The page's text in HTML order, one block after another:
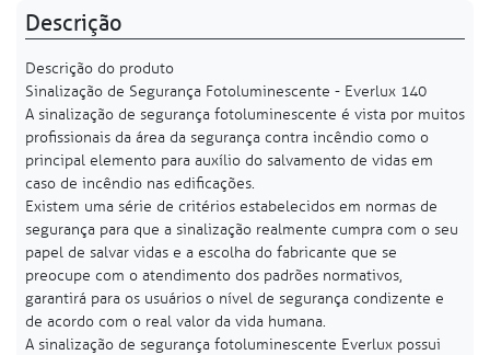
Descrição
Descrição do produto
Sinalização de Segurança Fotoluminescente - Everlux 140
A sinalização de segurança fotoluminescente é vista por muitos
profissionais da área da segurança contra incêndio como o
principal elemento para auxílio do salvamento de vidas em
caso de incêndio nas edificações.
Existem uma série de critérios estabelecidos em normas de
segurança para que a sinalização realmente cumpra com o seu
papel de salvar vidas e a escolha do fabricante que se
preocupe com o atendimento dos padrões normativos,
garantirá para os usuários o nível de segurança condizente e
de acordo com o real valor da vida humana.
A sinalização de segurança fotoluminescente Everlux possui